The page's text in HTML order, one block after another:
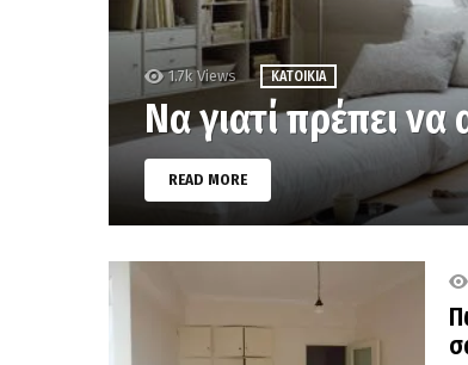
1.7k Views ΚΑΤΟΙΚΊΑ
Να γιατί πρέπει να
READ MORE